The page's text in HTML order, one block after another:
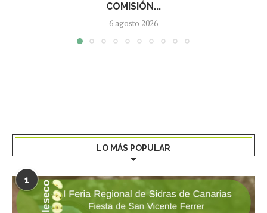
COMISIÓN...
6 agosto 2026
LO MÁS POPULAR
1